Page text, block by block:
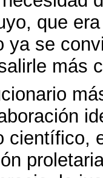
que
ya se
más
científico,